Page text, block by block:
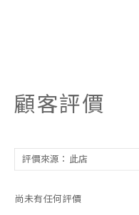
顧客評價
尚未有任何評價